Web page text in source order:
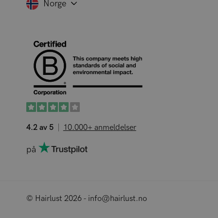
Norge
4.2 av 5 10.000+ anmeldelser
på
© Hairlust 2026 - info@hairlust.no